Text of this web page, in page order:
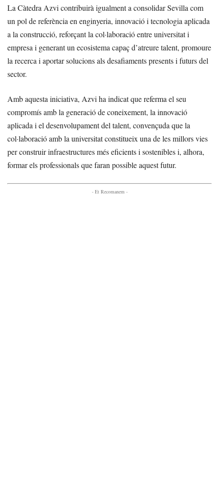
La Càtedra Azvi contribuirà igualment a consolidar Sevilla com
un pol de referència en enginyeria, innovació i tecnologia aplicada
a la construcció, reforçant la col·laboració entre universitat i
empresa i generant un ecosistema capaç d’atreure talent, promoure
la recerca i aportar solucions als desafiaments presents i futurs del
sector.
Amb aquesta iniciativa, Azvi ha indicat que referma el seu
compromís amb la generació de coneixement, la innovació
aplicada i el desenvolupament del talent, convençuda que la
col·laboració amb la universitat constitueix una de les millors vies
per construir infraestructures més eficients i sostenibles i, alhora,
formar els professionals que faran possible aquest futur.
- Et Recomanem -